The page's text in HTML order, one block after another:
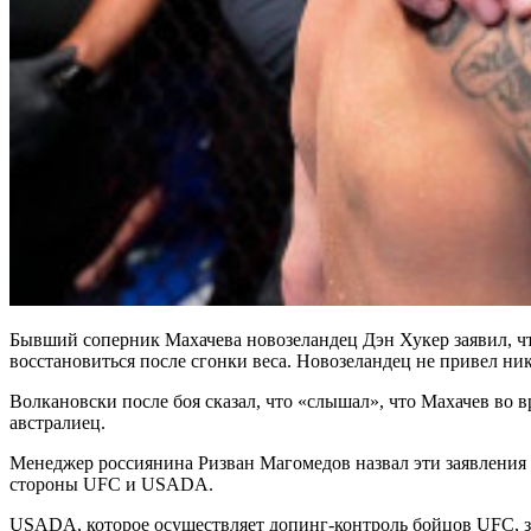
Бывший соперник Махачева новозеландец Дэн Хукер заявил,
восстановиться после сгонки веса. Новозеландец не привел
Волкановски после боя сказал, что «слышал», что Махачев
австралиец.
Менеджер россиянина Ризван Магомедов назвал эти
стороны UFC и USADA.
USADA, которое осуществляет допинг-контроль бойцов